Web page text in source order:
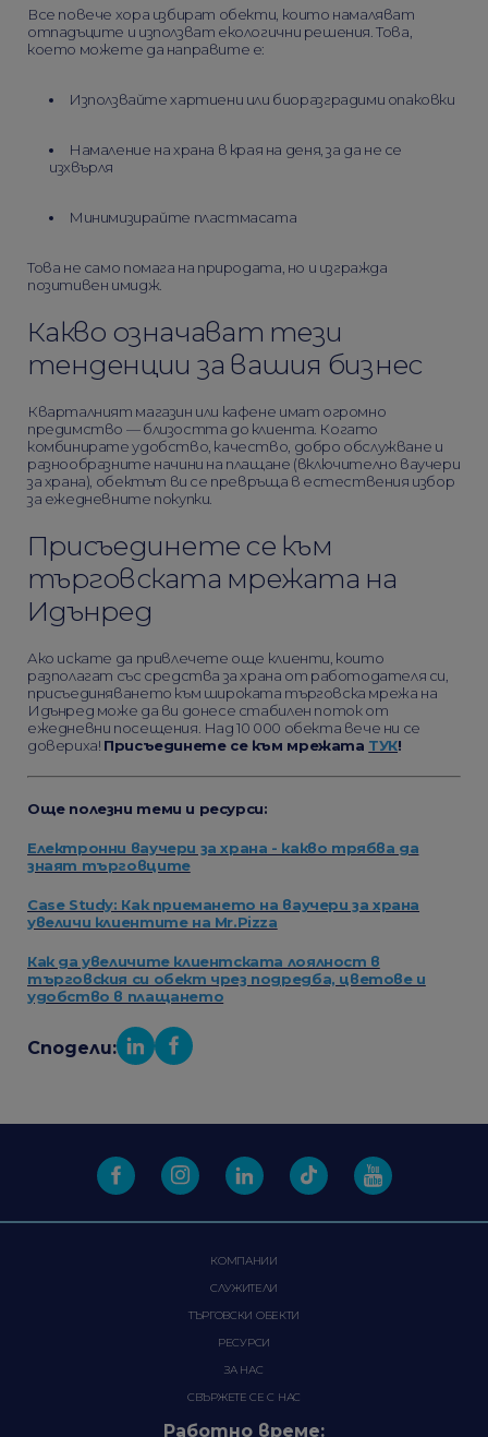
Все повече хора избират обекти, които намаляват
отпадъците и използват екологични решения. Това,
което можете да направите е:
Използвайте хартиени или биоразградими опаковки
Намаление на храна в края на деня, за да не се
изхвърля
Минимизирайте пластмасата
Това не само помага на природата, но и изгражда
позитивен имидж.
Какво означават тези
тенденции за вашия бизнес
Кварталният магазин или кафене имат огромно
предимство — близостта до клиента. Когато
комбинирате удобство, качество, добро обслужване и
разнообразните начини на плащане (включително ваучери
за храна), обектът ви се превръща в естествения избор
за ежедневните покупки.
Присъединете се към
търговската мрежата на
Идънред
Ако искате да привлечете още клиенти, които
разполагат със средства за храна от работодателя си,
присъединяването към широката търговска мрежа на
Идънред може да ви донесе стабилен поток от
ежедневни посещения. Над 10 000 обекта вече ни се
довериха! Присъединете се към мрежата ТУК!
Още полезни теми и ресурси:
Електронни ваучери за храна - какво трябва да
знаят търговците
Case Study: Как приемането на ваучери за храна
увеличи клиентите на Mr.Pizza
Как да увеличите клиентската лоялност в
търговския си обект чрез подредба, цветове и
удобство в плащането
Сподели:
КОМПАНИИ
СЛУЖИТЕЛИ
ТЪРГОВСКИ ОБЕКТИ
РЕСУРСИ
ЗА НАС
СВЪРЖЕТЕ СЕ С НАС
Работно време: